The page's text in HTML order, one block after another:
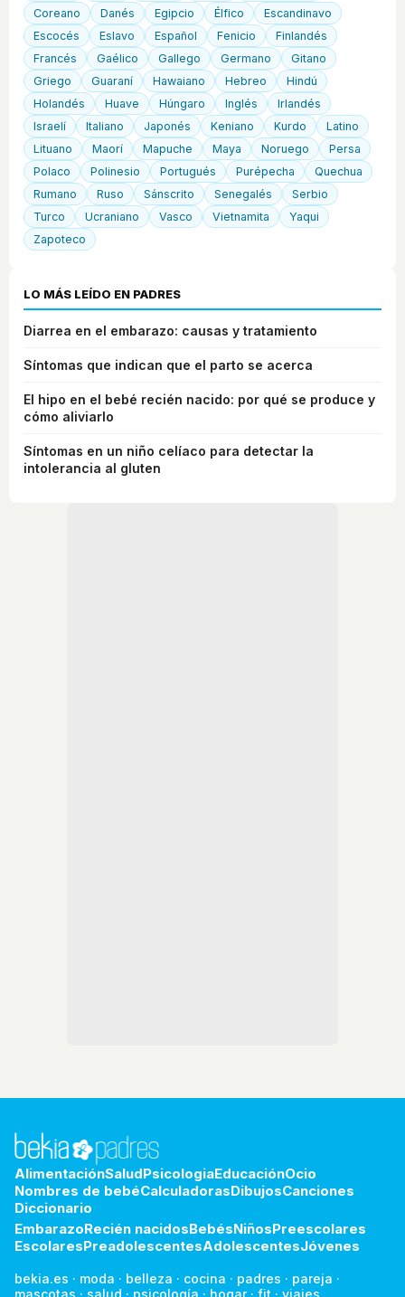
Coreano
Danés Egipcio Élfico
Escandinavo
Escocés
Eslavo Español Fenicio
Finlandés
Francés
Gaélico Gallego Germano
Gitano
Griego
Guaraní Hawaiano Hebreo
Hindú
Holandés
Huave Húngaro Inglés
Irlandés
Israelí
Italiano Japonés Keniano Kurdo
Latino
Lituano
Maorí Mapuche Maya Noruego
Persa
Polaco
Polinesio Portugués Purépecha
Quechua
Rumano
Ruso Sánscrito Senegalés
Serbio
Turco
Ucraniano Vasco Vietnamita
Yaqui
Zapoteco
LO MÁS LEÍDO EN PADRES
Diarrea en el embarazo: causas y tratamiento
Síntomas que indican que el parto se acerca
El hipo en el bebé recién nacido: por qué se produce y
cómo aliviarlo
Síntomas en un niño celíaco para detectar la
intolerancia al gluten
AlimentaciónSaludPsicologiaEducaciónOcio
Nombres de bebéCalculadorasDibujosCanciones
Diccionario
EmbarazoRecién nacidosBebésNiñosPreescolares
EscolaresPreadolescentesAdolescentesJóvenes
bekia.es · moda · belleza · cocina · padres · pareja ·
mascotas · salud · psicología · hogar· fit · viajes